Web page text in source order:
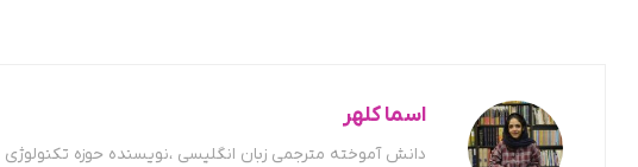
اسما کلهر
دانش آموخته مترجمی زبان انگلیسی ،نویسنده حوزه تکنولوژی